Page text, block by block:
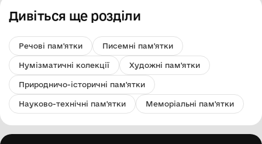
Дивіться ще розділи
Речові пам'ятки Писемні пам'ятки
Нумізматичні колекції Художні пам'ятки
Природничо-історичні пам'ятки
Науково-технічні пам'ятки Меморіальні пам'ятки